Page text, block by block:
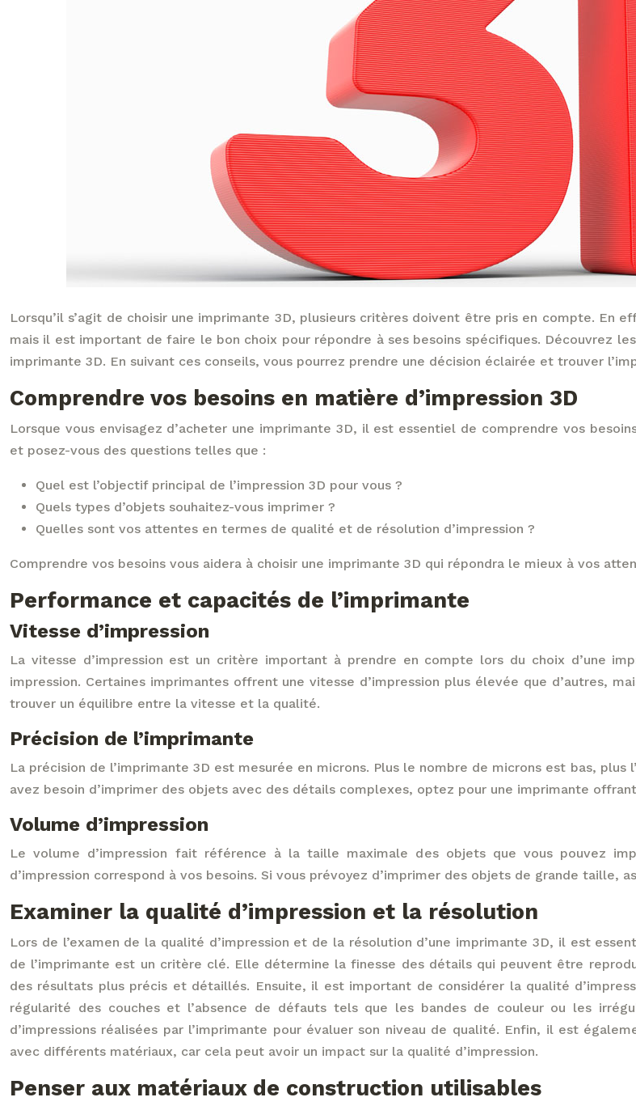
Lorsqu’il s’agit de choisir une imprimante 3D, plusieurs critères doivent être pris en compte.
mais il est important de faire le bon choix pour répondre à ses besoins spécifiques. Découvrez
imprimante 3D. En suivant ces conseils, vous pourrez prendre une décision éclairée et trouver
Comprendre vos besoins en matière d’impression 3D
Lorsque vous envisagez d’acheter une imprimante 3D, il est essentiel de comprendre vos
et posez-vous des questions telles que :
Quel est l’objectif principal de l’impression 3D pour vous ?
Quels types d’objets souhaitez-vous imprimer ?
Quelles sont vos attentes en termes de qualité et de résolution d’impression ?
Comprendre vos besoins vous aidera à choisir une imprimante 3D qui répondra le mieux à vos
Performance et capacités de l’imprimante
Vitesse d’impression
La vitesse d’impression est un critère important à prendre en compte lors du choix d’une
impression. Certaines imprimantes offrent une vitesse d’impression plus élevée que d’autres,
trouver un équilibre entre la vitesse et la qualité.
Précision de l’imprimante
La précision de l’imprimante 3D est mesurée en microns. Plus le nombre de microns est bas,
avez besoin d’imprimer des objets avec des détails complexes, optez pour une imprimante
Volume d’impression
Le volume d’impression fait référence à la taille maximale des objets que vous pouvez
d’impression correspond à vos besoins. Si vous prévoyez d’imprimer des objets de grande taille,
Examiner la qualité d’impression et la résolution
Lors de l’examen de la qualité d’impression et de la résolution d’une imprimante 3D, il est
de l’imprimante est un critère clé. Elle détermine la finesse des détails qui peuvent être
des résultats plus précis et détaillés. Ensuite, il est important de considérer la qualité
régularité des couches et l’absence de défauts tels que les bandes de couleur ou les
d’impressions réalisées par l’imprimante pour évaluer son niveau de qualité. Enfin, il est
avec différents matériaux, car cela peut avoir un impact sur la qualité d’impression.
Penser aux matériaux de construction utilisables